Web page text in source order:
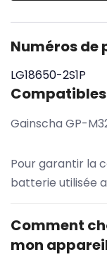
Numéros de
LG18650-2S1P
Gainscha GP-
Pour garantir la
batterie utilisée
Comment
mon